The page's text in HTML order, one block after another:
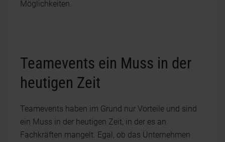
Möglichkeiten.
Teamevents ein Muss in der
heutigen Zeit
Teamevents haben im Grund nur Vorteile und sind
ein Muss in der heutigen Zeit, in der es an
Fachkräften mangelt. Egal, ob das Unternehmen